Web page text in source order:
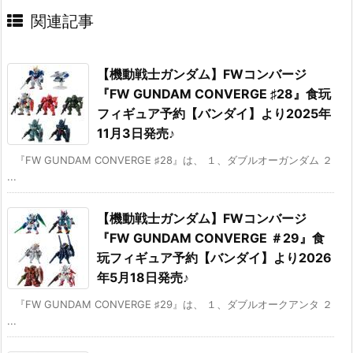
関連記事
【機動戦士ガンダム】FWコンバージ
『FW GUNDAM CONVERGE ♯28』食玩
フィギュア予約【バンダイ】より2025年
11月3日発売♪
『FW GUNDAM CONVERGE ♯28』は、 １、ダブルオーガンダム ２
...
【機動戦士ガンダム】FWコンバージ
『FW GUNDAM CONVERGE ＃29』食
玩フィギュア予約【バンダイ】より2026
年5月18日発売♪
『FW GUNDAM CONVERGE ♯29』は、 １、ダブルオークアンタ ２
...